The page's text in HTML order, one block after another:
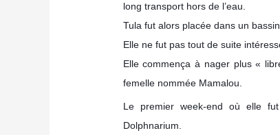
long transport hors de l’eau.
Tula fut alors placée dans un
Elle ne fut pas tout de suite
Elle commença à nager plus «
femelle nommée Mamalou.
Le premier week-end où elle
Dolphnarium.